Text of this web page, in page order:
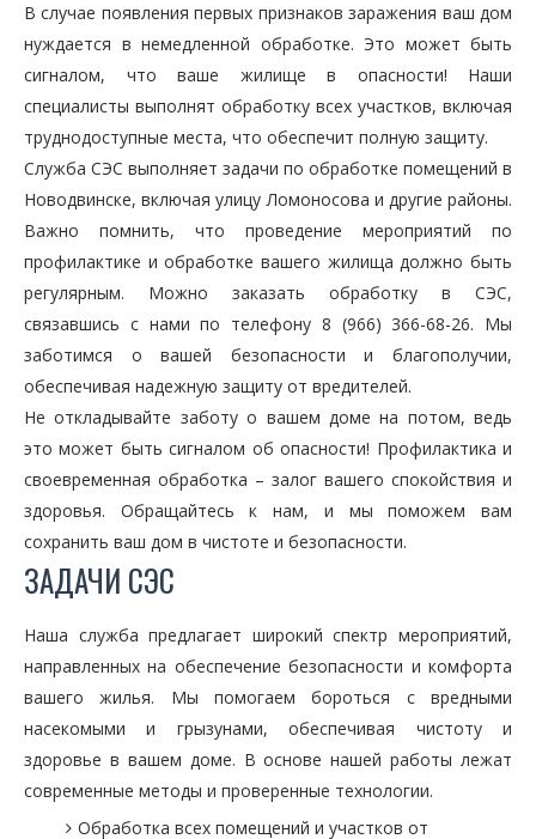
В случае появления первых признаков заражения ваш дом
нуждается в немедленной обработке. Это может быть
сигналом, что ваше жилище в опасности! Наши
специалисты выполнят обработку всех участков, включая
труднодоступные места, что обеспечит полную защиту.
Служба СЭС выполняет задачи по обработке помещений в
Новодвинске, включая улицу Ломоносова и другие районы.
Важно помнить, что проведение мероприятий по
профилактике и обработке вашего жилища должно быть
регулярным. Можно заказать обработку в СЭС,
связавшись с нами по телефону 8 (966) 366-68-26. Мы
заботимся о вашей безопасности и благополучии,
обеспечивая надежную защиту от вредителей.
Не откладывайте заботу о вашем доме на потом, ведь
это может быть сигналом об опасности! Профилактика и
своевременная обработка – залог вашего спокойствия и
здоровья. Обращайтесь к нам, и мы поможем вам
сохранить ваш дом в чистоте и безопасности.
ЗАДАЧИ СЭС
Наша служба предлагает широкий спектр мероприятий,
направленных на обеспечение безопасности и комфорта
вашего жилья. Мы помогаем бороться с вредными
насекомыми и грызунами, обеспечивая чистоту и
здоровье в вашем доме. В основе нашей работы лежат
современные методы и проверенные технологии.
Обработка всех помещений и участков от